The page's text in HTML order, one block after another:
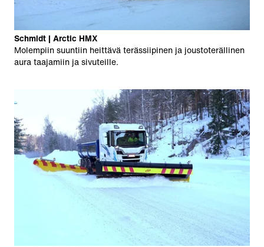
Schmidt | Arctic HMX
Molempiin suuntiin heittävä terässiipinen ja joustoterällinen
aura taajamiin ja sivuteille.